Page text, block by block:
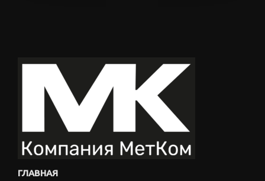
ГЛАВНАЯ